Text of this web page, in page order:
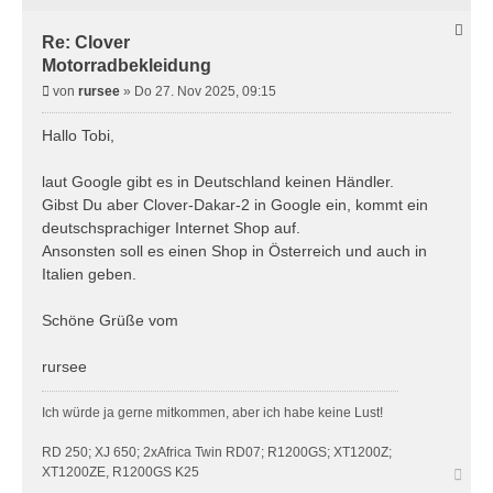
Re: Clover
Motorradbekleidung
B
e
i
a
g
von rursee » Do 27. Nov 2025, 09:15
Hallo Tobi,
laut Google gibt es in Deutschland keinen Händler.
Gibst Du aber Clover-Dakar-2 in Google ein, kommt ein
deutschsprachiger Internet Shop auf.
Ansonsten soll es einen Shop in Österreich und auch in
Italien geben.
Schöne Grüße vom
rursee
Ich würde ja gerne mitkommen, aber ich habe keine Lust!
RD 250; XJ 650; 2xAfrica Twin RD07; R1200GS; XT1200Z;
XT1200ZE, R1200GS K25